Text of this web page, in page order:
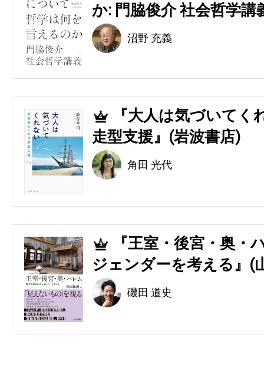
か: 門脇俊介 社会哲学講
沼野 充義
4
『大人は気づいてく
走型支援』(岩波書店)
角田 光代
5
『王室・後宮・奥・
ジェンダーを考える』(
磯田 道史